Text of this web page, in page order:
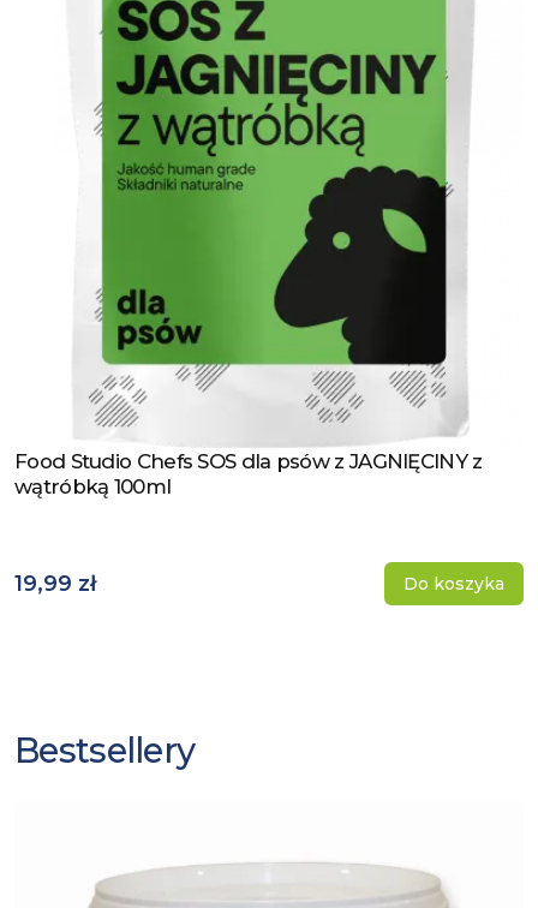
Zobacz produkt
Food Studio Chefs SOS dla psów z JAGNIĘCINY z
wątróbką 100ml
19,99 zł Do koszyka
Bestsellery